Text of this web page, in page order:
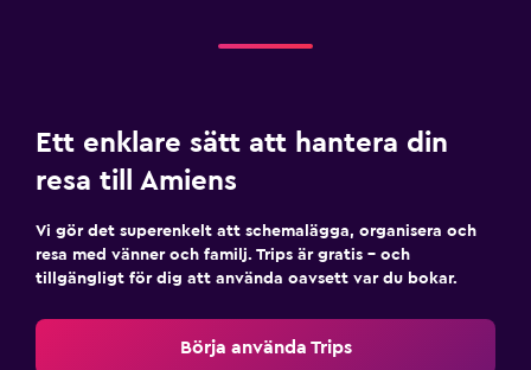
Ett enklare sätt att hantera din
resa till Amiens
Vi gör det superenkelt att schemalägga, organisera och
resa med vänner och familj. Trips är gratis – och
tillgängligt för dig att använda oavsett var du bokar.
Börja använda Trips